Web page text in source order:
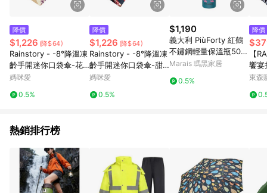
計算，並依訂單成立時間當下LINE購物所設定的回饋機制為準。
8. LINE購物為購物資訊整合性平台，商品資料更新會有時間差，
如顯示之商品規格、顏色、價位、贈品與東森購物ETMall銷售網
頁不符，以銷售網頁標示為準。 9. 若有贈點爭議，請務必於訂單
日期+180天以內至LINE購物客服洽詢；若超過180天(含)以上進
行申訴，恕無法贈點回饋。 10. 部分點數紅包僅限指定商品使
用，或不適用於無回饋商品。各點數紅包之適用商品與使用條件
請依點數紅包頁面規則為準。
降價
$1,226 (降$64)
Rainstory - -8°降溫凍
齡手開迷你口袋傘-花
漾盛宴-230g
媽咪愛
0.5%
降價
$1,226 (降$64)
Rainstory - -8°降溫凍
齡手開迷你口袋傘-甜
蜜美味-230g
媽咪愛
0.5%
$1,190
義大利 PiùForty 紅鶴
不鏽鋼輕量保溫瓶500
ml
Marais 瑪黑家居
0.5%
降價
【
饗宴
袋傘
東森
熱銷排行榜